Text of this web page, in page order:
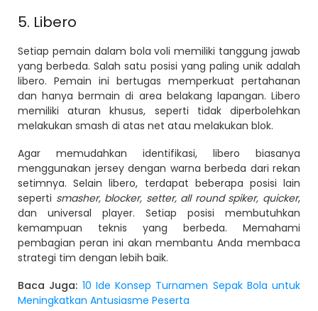
5. Libero
Setiap pemain dalam bola voli memiliki tanggung jawab
yang berbeda. Salah satu posisi yang paling unik adalah
libero. Pemain ini bertugas memperkuat pertahanan
dan hanya bermain di area belakang lapangan. Libero
memiliki aturan khusus, seperti tidak diperbolehkan
melakukan smash di atas net atau melakukan blok.
Agar memudahkan identifikasi, libero biasanya
menggunakan jersey dengan warna berbeda dari rekan
setimnya. Selain libero, terdapat beberapa posisi lain
seperti smasher, blocker, setter, all round spiker, quicker,
dan universal player. Setiap posisi membutuhkan
kemampuan teknis yang berbeda. Memahami
pembagian peran ini akan membantu Anda membaca
strategi tim dengan lebih baik.
Baca Juga: 10 Ide Konsep Turnamen Sepak Bola untuk
Meningkatkan Antusiasme Peserta